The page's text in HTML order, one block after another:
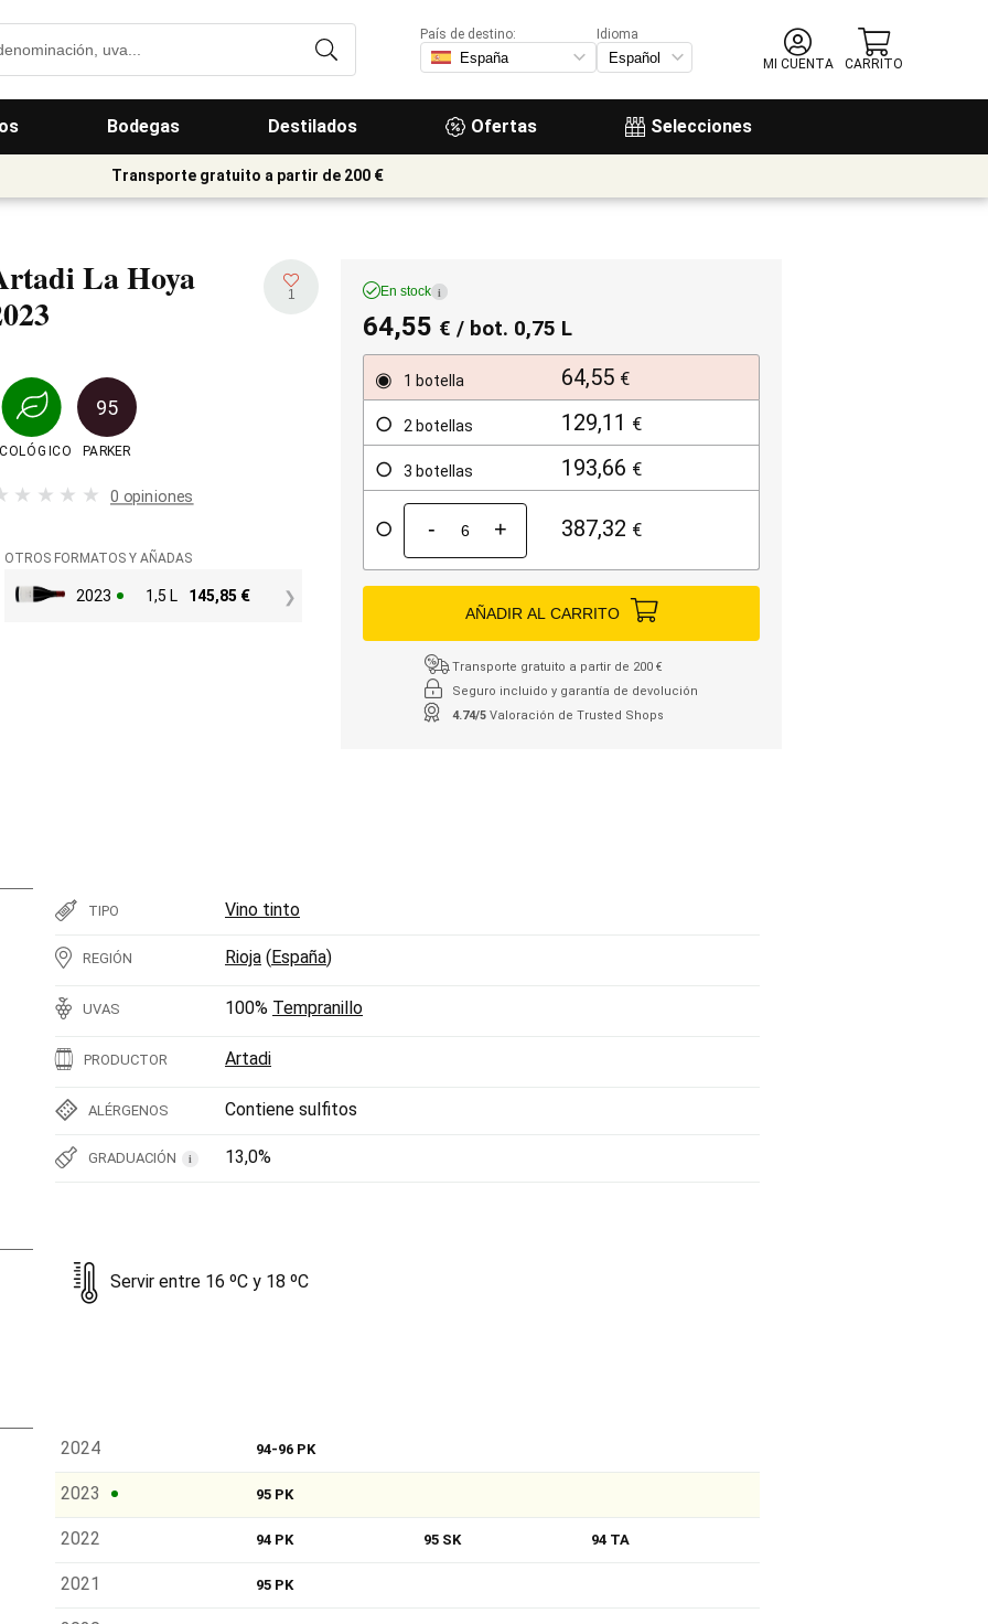
Bodegas Destilados Ofertas Selecciones
País de destino:
Idioma
MI CUENTA
CARRITO
Transporte gratuito a partir de 200 €
La Hoya
1
95
PARKER
0 opiniones
OTROS FORMATOS Y AÑADAS
2023 1,5 L 145,85 €
En stock i
64,55 € / bot. 0,75 L
1 botella 64,55 €
2 botellas 129,11 €
3 botellas 193,66 €
- + 387,32 €
AÑADIR AL CARRITO
Transporte gratuito a partir de 200 €
Seguro incluido y garantía de devolución
4.74/5 Valoración de Trusted Shops
TIPO Vino tinto
REGIÓN Rioja (España)
UVAS 100% Tempranillo
PRODUCTOR Artadi
ALÉRGENOS Contiene sulfitos
GRADUACIÓN i 13,0%
Servir entre 16 ºC y 18 ºC
2024 94-96 PK
2023 95 PK
2022 94 PK 95 SK 94 TA
2021 95 PK